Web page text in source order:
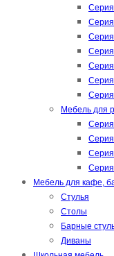
Серия
Мебель для
Серия
Мебель для кафе,
Стулья
Столы
Барные
Диваны